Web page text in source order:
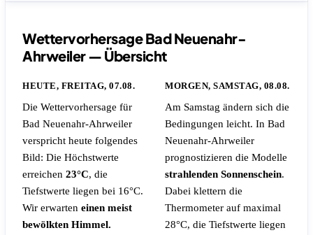
Wettervorhersage Bad Neuenahr-
Ahrweiler — Übersicht
HEUTE, FREITAG, 07.08.
Die Wettervorhersage für
Bad Neuenahr-Ahrweiler
verspricht heute folgendes
Bild: Die Höchstwerte
erreichen 23°C, die
Tiefstwerte liegen bei 16°C.
Wir erwarten einen meist
bewölkten Himmel.
MORGEN, SAMSTAG, 08.08.
Am Samstag ändern sich die
Bedingungen leicht. In Bad
Neuenahr-Ahrweiler
prognostizieren die Modelle
strahlenden Sonnenschein.
Dabei klettern die
Thermometer auf maximal
28°C, die Tiefstwerte liegen